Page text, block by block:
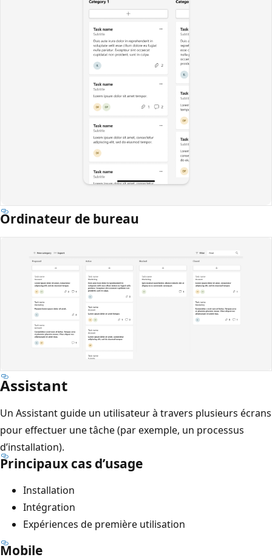
Ordinateur de bureau
Assistant
Un Assistant guide un utilisateur à travers plusieurs écrans
pour effectuer une tâche (par exemple, un processus
d’installation).
Principaux cas d’usage
Installation
Intégration
Expériences de première utilisation
Mobile